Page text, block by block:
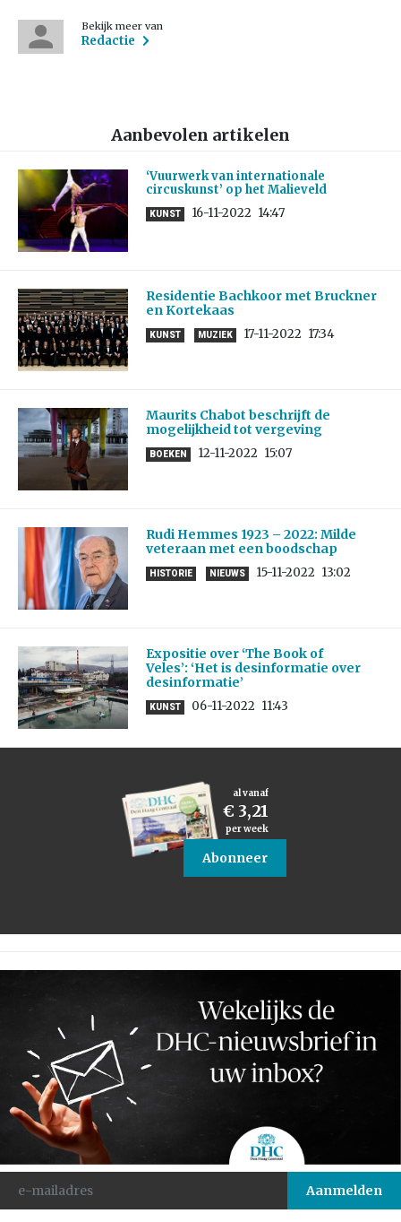
Bekijk meer van
Redactie
Aanbevolen artikelen
‘Vuurwerk van internationale
circuskunst’ op het Malieveld
KUNST 16-11-2022 14:47
Residentie Bachkoor met Bruckner
en Kortekaas
KUNST MUZIEK 17-11-2022 17:34
Maurits Chabot beschrijft de
mogelijkheid tot vergeving
BOEKEN 12-11-2022 15:07
Rudi Hemmes 1923 – 2022: Milde
veteraan met een boodschap
HISTORIE NIEUWS 15-11-2022 13:02
Expositie over ‘The Book of
Veles’: ‘Het is desinformatie over
desinformatie’
KUNST 06-11-2022 11:43
al vanaf
€ 3,21
per week
Abonneer